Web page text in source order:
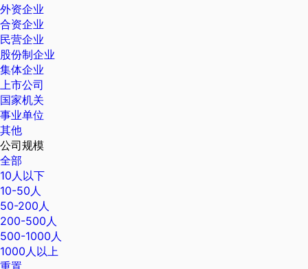
外资企业
合资企业
民营企业
股份制企业
集体企业
上市公司
国家机关
事业单位
其他
公司规模
全部
10人以下
10-50人
50-200人
200-500人
500-1000人
1000人以上
重置